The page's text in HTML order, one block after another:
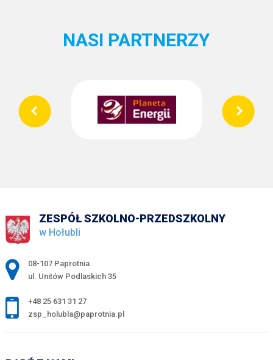
NASI PARTNERZY
ZESPÓŁ SZKOLNO-PRZEDSZKOLNY
w Hołubli
Adres pocztowy:
08-107 Paprotnia
ul. Unitów Podlaskich 35
+48 25 631 31 27
zsp_holubla@paprotnia.pl